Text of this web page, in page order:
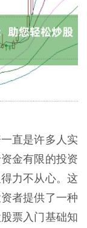
直是许多人实
金有限的投资
力不从心。这
者提供了一种
票入门基础知